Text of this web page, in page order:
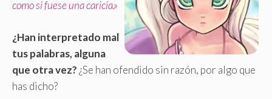
como si fuese una caricia.»
¿Han interpretado mal
tus palabras, alguna
que otra vez?¿Se han ofendido sin razón, por algo que
has dicho?